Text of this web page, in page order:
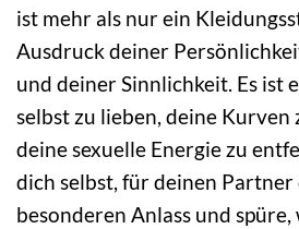
ist mehr als nur ein
Ausdruck deiner
und deiner Sinnlichkeit. Es ist
selbst zu lieben, deine
deine sexuelle Energie zu
dich selbst, für deinen
besonderen Anlass und spüre,